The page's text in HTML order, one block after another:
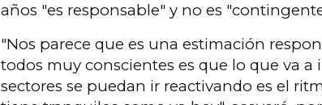
años "es responsable" y no es
"Nos parece que es una estimación
todos muy conscientes es que lo que va
sectores se puedan ir reactivando es el